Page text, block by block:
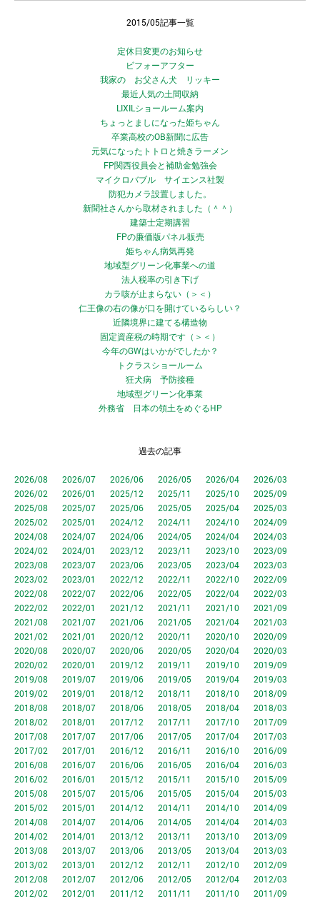
2015/05記事一覧
定休日変更のお知らせ
ビフォーアフター
我家の お父さん犬 リッキー
最近人気の土間収納
LIXILショールーム案内
ちょっとましになった姫ちゃん
卒業高校のOB新聞に広告
元気になったトトロと焼きラーメン
FP関西役員会と補助金勉強会
マイクロバブル サイエンス社製
防犯カメラ設置しました。
新聞社さんから取材されました（＾＾）
建築士定期講習
FPの廉価版パネル販売
姫ちゃん病気再発
地域型グリーン化事業への道
法人税率の引き下げ
カラ咳が止まらない（＞＜）
仁王像の右の像が口を開けているらしい？
近隣境界に建てる構造物
固定資産税の時期です（＞＜）
今年のGWはいかがでしたか？
トクラスショールーム
狂犬病 予防接種
地域型グリーン化事業
外務省 日本の領土をめぐるHP
過去の記事
2026/08 2026/07 2026/06 2026/05 2026/04
2026/03
2026/02
2026/01 2025/12 2025/11 2025/10
2025/09
2025/08
2025/07 2025/06 2025/05 2025/04
2025/03
2025/02
2025/01 2024/12 2024/11 2024/10
2024/09
2024/08
2024/07 2024/06 2024/05 2024/04
2024/03
2024/02
2024/01 2023/12 2023/11 2023/10
2023/09
2023/08
2023/07 2023/06 2023/05 2023/04
2023/03
2023/02
2023/01 2022/12 2022/11 2022/10
2022/09
2022/08
2022/07 2022/06 2022/05 2022/04
2022/03
2022/02
2022/01 2021/12 2021/11 2021/10
2021/09
2021/08
2021/07 2021/06 2021/05 2021/04
2021/03
2021/02
2021/01 2020/12 2020/11 2020/10
2020/09
2020/08
2020/07 2020/06 2020/05 2020/04
2020/03
2020/02
2020/01 2019/12 2019/11 2019/10
2019/09
2019/08
2019/07 2019/06 2019/05 2019/04
2019/03
2019/02
2019/01 2018/12 2018/11 2018/10
2018/09
2018/08
2018/07 2018/06 2018/05 2018/04
2018/03
2018/02
2018/01 2017/12 2017/11 2017/10
2017/09
2017/08
2017/07 2017/06 2017/05 2017/04
2017/03
2017/02
2017/01 2016/12 2016/11 2016/10
2016/09
2016/08
2016/07 2016/06 2016/05 2016/04
2016/03
2016/02
2016/01 2015/12 2015/11 2015/10
2015/09
2015/08
2015/07 2015/06 2015/05 2015/04
2015/03
2015/02
2015/01 2014/12 2014/11 2014/10
2014/09
2014/08
2014/07 2014/06 2014/05 2014/04
2014/03
2014/02
2014/01 2013/12 2013/11 2013/10
2013/09
2013/08
2013/07 2013/06 2013/05 2013/04
2013/03
2013/02
2013/01 2012/12 2012/11 2012/10
2012/09
2012/08
2012/07 2012/06 2012/05 2012/04
2012/03
2012/02
2012/01 2011/12 2011/11 2011/10
2011/09